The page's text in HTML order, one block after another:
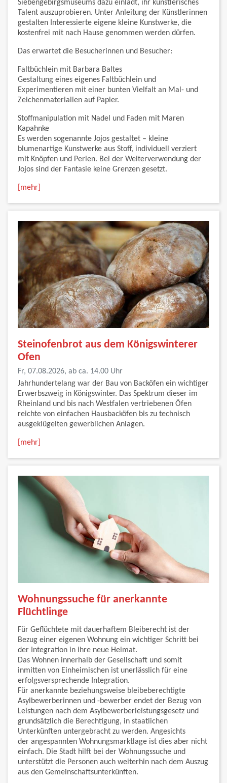
Siebengebirgsmuseums dazu einlädt, ihr künstlerisches
Talent auszuprobieren. Unter Anleitung der Künstlerinnen
gestalten Interessierte eigene kleine Kunstwerke, die
kostenfrei mit nach Hause genommen werden dürfen.
Das erwartet die Besucherinnen und Besucher:
Faltbüchlein mit Barbara Baltes
Gestaltung eines eigenes Faltbüchlein und
Experimentieren mit einer bunten Vielfalt an Mal- und
Zeichenmaterialien auf Papier.
Stoffmanipulation mit Nadel und Faden mit Maren
Kapahnke
Es werden sogenannte Jojos gestaltet – kleine
blumenartige Kunstwerke aus Stoff, individuell verziert
mit Knöpfen und Perlen. Bei der Weiterverwendung der
Jojos sind der Fantasie keine Grenzen gesetzt.
[mehr]
Steinofenbrot aus dem Königswinterer
Ofen
Fr, 07.08.2026, ab ca. 14.00 Uhr
Jahrhundertelang war der Bau von Backöfen ein wichtiger
Erwerbszweig in Königswinter. Das Spektrum dieser im
Rheinland und bis nach Westfalen vertriebenen Öfen
reichte von einfachen Hausbacköfen bis zu technisch
ausgeklügelten gewerblichen Anlagen.
[mehr]
Wohnungssuche für anerkannte
Flüchtlinge
Für Geflüchtete mit dauerhaftem Bleiberecht ist der
Bezug einer eigenen Wohnung ein wichtiger Schritt bei
der Integration in ihre neue Heimat.
Das Wohnen innerhalb der Gesellschaft und somit
inmitten von Einheimischen ist unerlässlich für eine
erfolgsversprechende Integration.
Für anerkannte beziehungsweise bleibeberechtigte
Asylbewerberinnen und -bewerber endet der Bezug von
Leistungen nach dem Asylbewerberleistungsgesetz und
grundsätzlich die Berechtigung, in staatlichen
Unterkünften untergebracht zu werden. Angesichts
der angespannten Wohnungsmarktlage ist dies aber nicht
einfach. Die Stadt hilft bei der Wohnungssuche und
unterstützt die Personen auch weiterhin nach dem Auszug
aus den Gemeinschaftsunterkünften.